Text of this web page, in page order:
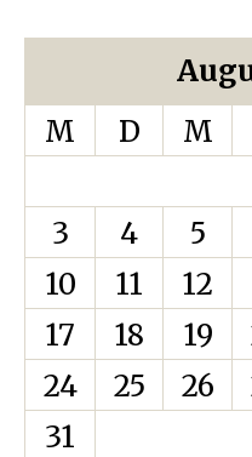
M
D M
3
4 5
10
11 12
17
18 19
24
25 26
31